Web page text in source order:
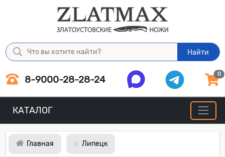
Найти
8-9000-28-28-24 0
КАТАЛОГ
Главная Липецк